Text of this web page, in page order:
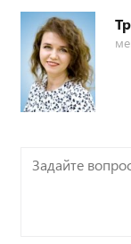
Задайте
вопрос*